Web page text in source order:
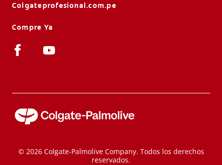
Colgateprofesional.com.pe
Compre Ya
© 2026 Colgate-Palmolive Company. Todos los derechos
reservados.